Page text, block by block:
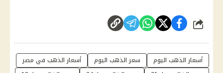
شارك
أسعار الذهب اليوم سعر الذهب اليوم
أسعار الذهب في مصر